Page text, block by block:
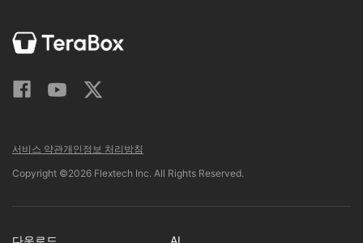
서비스 약관개인정보 처리방침
Copyright ©2026 Flextech Inc. All Rights Reserved.
다운로드 AI